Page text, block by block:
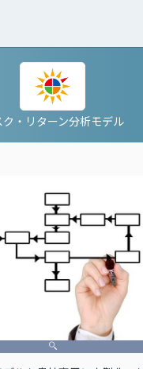
ク・リターン分析モデル